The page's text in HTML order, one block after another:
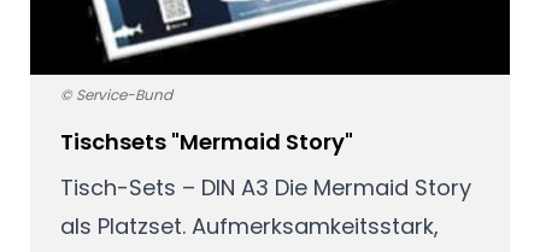
© Service-Bund
Tischsets "Mermaid Story"
Tisch-Sets – DIN A3 Die Mermaid Story
als Platzset. Aufmerksamkeitsstark,